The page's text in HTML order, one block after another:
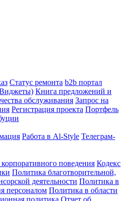
Статус ремонта b2b портал
Книга предложений и
обслуживания Запрос на
Регистрация проекта Портфель
Работа в Al-Style Телеграм-
поведения Кодекс
Политика благотворительной,
деятельности Политика в
персоналом Политика в области
политика Отчет об